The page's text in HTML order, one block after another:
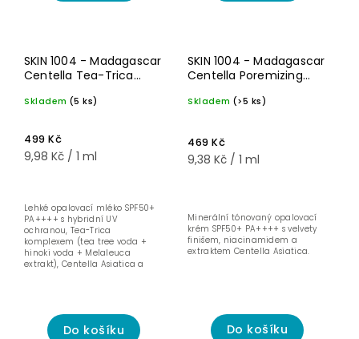
mastnou
pleť
SKIN 1004 - Madagascar
Centella Tea-Trica
SPF50+ PA++++ -
opalovací mléko - 50
ml
Skladem (5 ks)
499 Kč
9,98 Kč / 1 ml
Do košíku
Lehké opalovací mléko SPF50+
PA++++ s hybridní UV
ochranou, Tea-Trica
komplexem (tea tree voda +
hinoki voda + Melaleuca
extrakt), Centella Asiatica a
mastnou
pleť
SKIN 1004 - Madagascar
Centella Poremizing
- Matující opalovací
Skladem (>5 ks)
469 Kč
9,38 Kč / 1 ml
Do košíku
Minerální tónovaný opalovací
krém SPF50+ PA++++ s velvety
finišem, niacinamidem a
extraktem Centella Asiatica.